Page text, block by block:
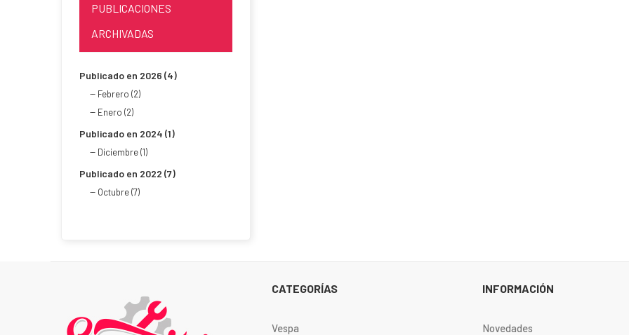
PUBLICACIONES
ARCHIVADAS
Publicado en 2026 (4)
Febrero (2)
Enero (2)
Publicado en 2024 (1)
Diciembre (1)
Publicado en 2022 (7)
Octubre (7)
CATEGORÍAS
Vespa
INFORMACIÓN
Novedades